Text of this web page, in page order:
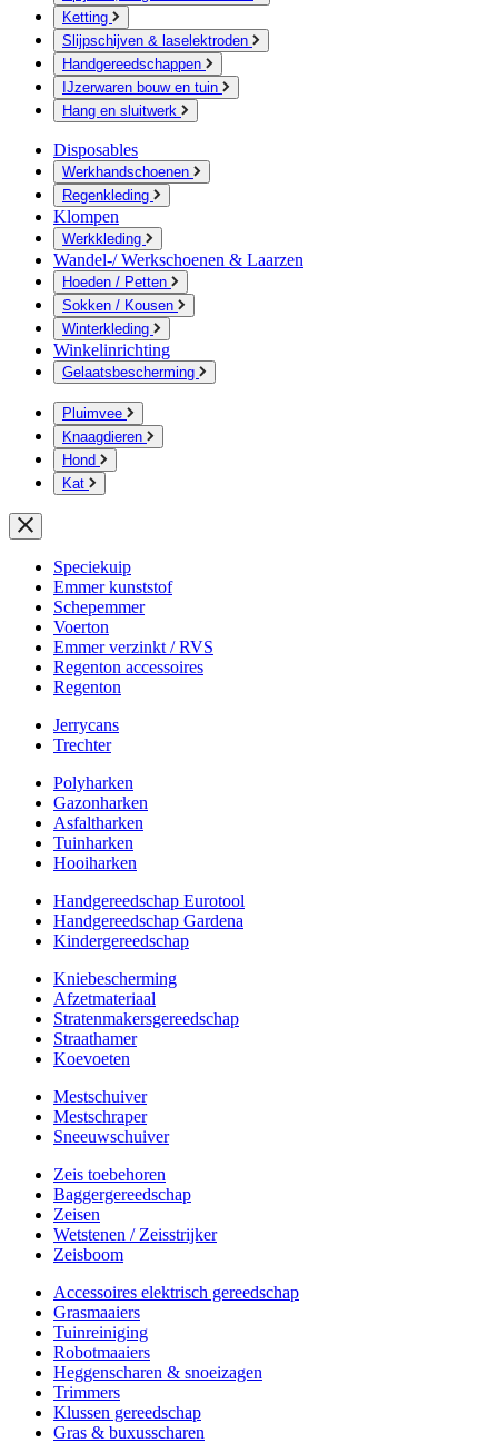
Ketting
Slijpschijven & laselektroden
Handgereedschappen
IJzerwaren bouw en tuin
Hang en sluitwerk
Disposables
Werkhandschoenen
Regenkleding
Klompen
Werkkleding
Wandel-/ Werkschoenen & Laarzen
Hoeden / Petten
Sokken / Kousen
Winterkleding
Winkelinrichting
Gelaatsbescherming
Pluimvee
Knaagdieren
Hond
Kat
Speciekuip
Emmer kunststof
Schepemmer
Voerton
Emmer verzinkt / RVS
Regenton accessoires
Regenton
Jerrycans
Trechter
Polyharken
Gazonharken
Asfaltharken
Tuinharken
Hooiharken
Handgereedschap Eurotool
Handgereedschap Gardena
Kindergereedschap
Kniebescherming
Afzetmateriaal
Stratenmakersgereedschap
Straathamer
Koevoeten
Mestschuiver
Mestschraper
Sneeuwschuiver
Zeis toebehoren
Baggergereedschap
Zeisen
Wetstenen / Zeisstrijker
Zeisboom
Accessoires elektrisch gereedschap
Grasmaaiers
Tuinreiniging
Robotmaaiers
Heggenscharen & snoeizagen
Trimmers
Klussen gereedschap
Gras & buxusscharen